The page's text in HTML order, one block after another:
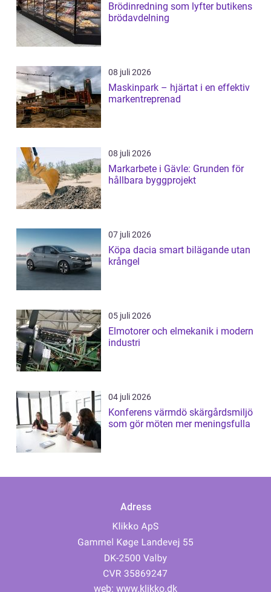
Brödinredning som lyfter butikens
brödavdelning
08 juli 2026
Maskinpark – hjärtat i en effektiv
markentreprenad
08 juli 2026
Markarbete i Gävle: Grunden för
hållbara byggprojekt
07 juli 2026
Köpa dacia smart bilägande utan
krångel
05 juli 2026
Elmotorer och elmekanik i modern
industri
04 juli 2026
Konferens värmdö skärgårdsmiljö
som gör möten mer meningsfulla
Adress
web: www.klikko.dk